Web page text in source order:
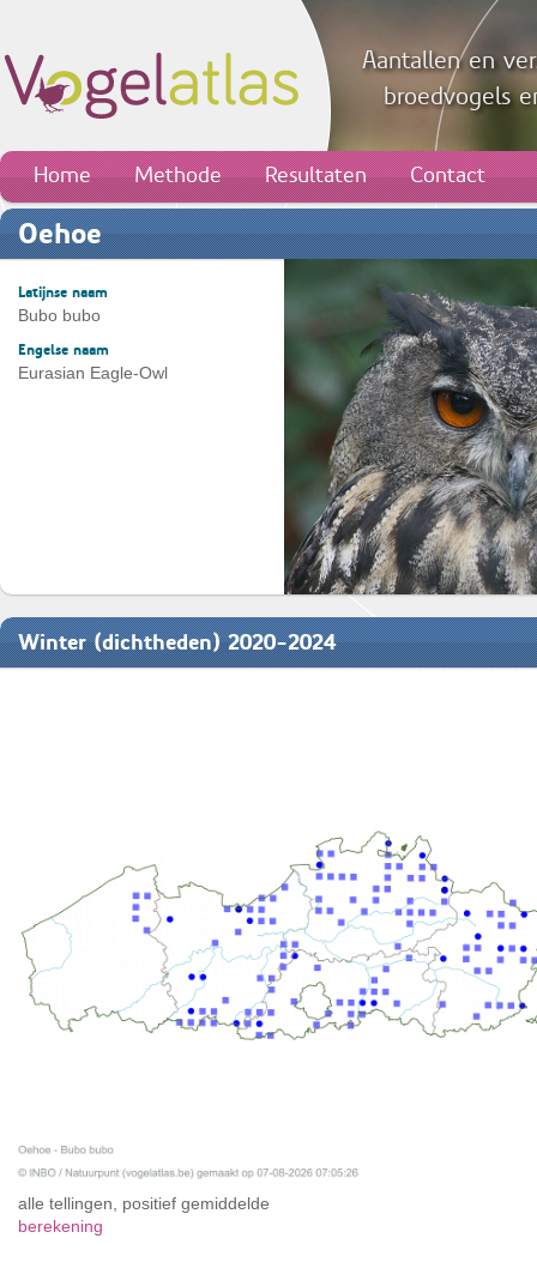
Aantallen en
broedvogels
Home Methode Resultaten Contact
Oehoe
Latijnse naam
Bubo bubo
Engelse naam
Eurasian Eagle-Owl
Winter (dichtheden) 2020-2024
alle tellingen, positief gemiddelde
berekening